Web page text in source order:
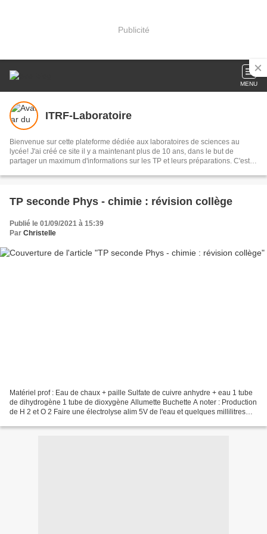
Publicité
MENU
ITRF-Laboratoire
Bienvenue sur cette plateforme dédiée aux laboratoires de sciences au
lycée! J'ai créé ce site il y a maintenant plus de 10 ans, dans le but de
partager un maximum d'informations sur les TP et leurs préparations. C'est
pour laisser des commentaires qui feront évoluer le site et l'enrichiront !
TP seconde Phys - chimie : révision collège
Publié le 01/09/2021 à 15:39
Par Christelle
Matériel prof : Eau de chaux + paille Sulfate de cuivre anhydre + eau 1 tube
de dihydrogène 1 tube de dioxygène Allumette Buchette A noter : Production
de H 2 et O 2 Faire une électrolyse alim 5V de l'eau et quelques millilitres